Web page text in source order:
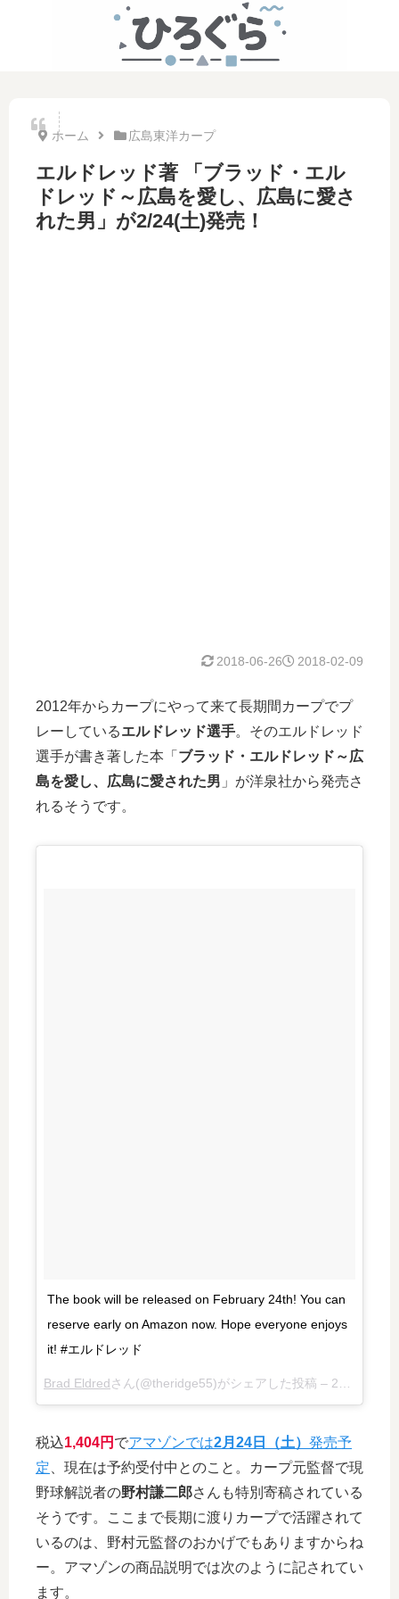
ホーム 広島東洋カープ
エルドレッド著 「ブラッド・エル
ドレッド～広島を愛し、広島に愛さ
れた男」が2/24(土)発売！
2018-02-09
2018-06-26
2012年からカープにやって来て長期間カープでプ
レーしているエルドレッド選手。そのエルドレッド
選手が書き著した本「 ブラッド・エルドレッド～広
島を愛し、広島に愛された男 」が洋泉社から発売さ
れるそうです。
The book will be released on February 24th! You can
reserve early on Amazon now. Hope everyone enjoys
it! #エルドレッド
Brad Eldredさん(@theridge55)がシェアした投稿 – 2月 8, 2018 at 3:03午前 PST
税込1,404円 でアマゾンでは2月24日（土） 発売予
定 、現在は予約受付中とのこと。カープ元監督で現
野球解説者の野村謙二郎さんも特別寄稿されている
そうです。ここまで長期に渡りカープで活躍されて
いるのは、野村元監督のおかげでもありますからね
ー。アマゾンの商品説明では次のように記されてい
ます。